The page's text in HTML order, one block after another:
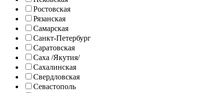
Ростовская
Рязанская
Самарская
Санкт-Петербург
Саратовская
Саха /Якутия/
Сахалинская
Свердловская
Севастополь